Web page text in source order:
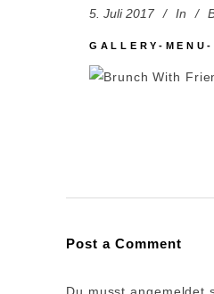
5. Juli 2017 In
GALLERY-
Post a Comment